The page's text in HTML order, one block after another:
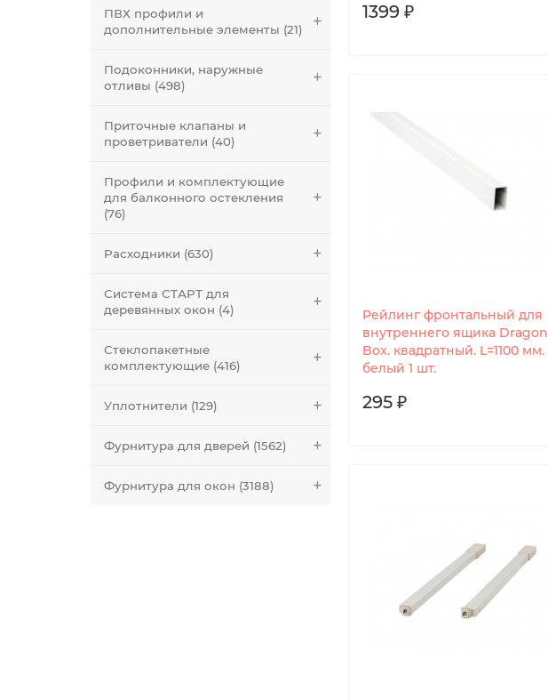
ПВХ профили и
дополнительные элементы (21)
Подоконники, наружные
отливы (498)
Приточные клапаны и
проветриватели (40)
Профили и комплектующие
для балконного остекления
(76)
Расходники (630)
Система СТАРТ для
деревянных окон (4)
Стеклопакетные
комплектующие (416)
Уплотнители (129)
Фурнитура для дверей (1562)
Фурнитура для окон (3188)
1399 ₽
Рейлинг фронтальный для
внутреннего ящика Dragon
Box. квадратный. L=1100 мм.
белый 1 шт.
295 ₽